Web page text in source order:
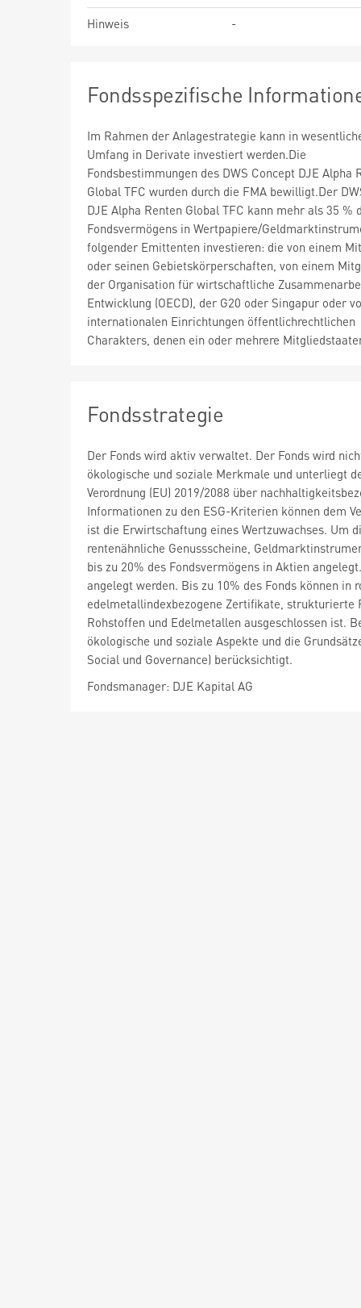
Hinweis
-
Fondsspezifische
Im Rahmen der Anlagestrategie kann in
Umfang in Derivate investiert werden.Die
Fondsbestimmungen des DWS Concept DJE Alpha
Global TFC wurden durch die FMA bewilligt.Der
DJE Alpha Renten Global TFC kann mehr als 35 %
Fondsvermögens in Wertpapiere/
folgender Emittenten investieren: die von einem
oder seinen Gebietskörperschaften, von einem
der Organisation für wirtschaftliche
Entwicklung (OECD), der G20 oder Singapur oder
internationalen Einrichtungen öffentlichrechtlichen
Charakters, denen ein oder mehrere
Fondsstrategie
Der Fonds wird aktiv verwaltet. Der Fonds wird
ökologische und soziale Merkmale und unterliegt
Verordnung (EU) 2019/2088 über
Informationen zu den ESG-Kriterien können dem
ist die Erwirtschaftung eines Wertzuwachses. Um
rentenähnliche Genussscheine,
bis zu 20% des Fondsvermögens in Aktien
angelegt werden. Bis zu 10% des Fonds können
edelmetallindexbezogene Zertifikate, strukturierte
Rohstoffen und Edelmetallen ausgeschlossen ist.
ökologische und soziale Aspekte und die
Social und Governance) berücksichtigt.
Fondsmanager: DJE Kapital AG